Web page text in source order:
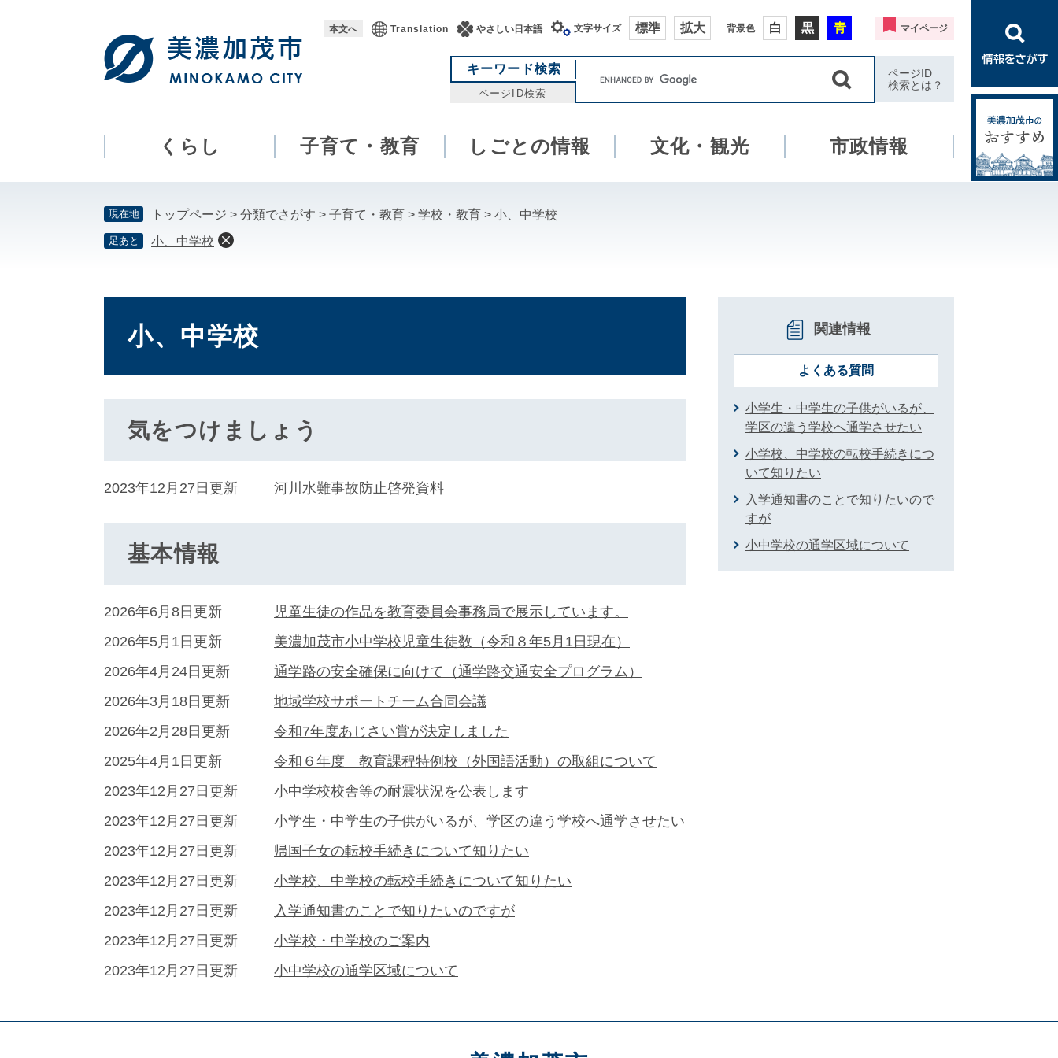
本
本文へ Translation やさしい日本語 文字サイズ 標準 拡大 背景色 白 黒 青 マイページ
キーワード検索
ページID検索
ワ
ド
索
ページID
検索とは？
くらし 子育て・教育 しごとの情報 文化・観光 市政情報
現在地 トップページ > 分類でさがす > 子育て・教育 > 学校・教育 > 小、中学校
足あと 小、中学校
小、中学校
気をつけましょう
2023年12月27日更新 河川水難事故防止啓発資料
基本情報
2026年6月8日更新
児童生徒の作品を教育委員会事務局で展示しています。
2026年5月1日更新
美濃加茂市小中学校児童生徒数（令和８年5月1日現在）
2026年4月24日更新
通学路の安全確保に向けて（通学路交通安全プログラム）
2026年3月18日更新
地域学校サポートチーム合同会議
2026年2月28日更新
令和7年度あじさい賞が決定しました
2025年4月1日更新
令和６年度 教育課程特例校（外国語活動）の取組について
2023年12月27日更新
小中学校校舎等の耐震状況を公表します
2023年12月27日更新
小学生・中学生の子供がいるが、学区の違う学校へ通学させたい
2023年12月27日更新
帰国子女の転校手続きについて知りたい
2023年12月27日更新
小学校、中学校の転校手続きについて知りたい
2023年12月27日更新
入学通知書のことで知りたいのですが
2023年12月27日更新
小学校・中学校のご案内
2023年12月27日更新
小中学校の通学区域について
関連情報
よくある質問
小学生・中学生の子供がいるが、
学区の違う学校へ通学させたい
小学校、中学校の転校手続きにつ
いて知りたい
入学通知書のことで知りたいので
すが
小中学校の通学区域について